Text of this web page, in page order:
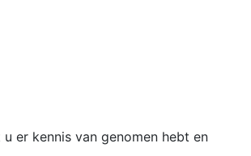
er kennis van genomen hebt en